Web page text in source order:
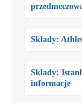
Składy:
Składy:
informacje